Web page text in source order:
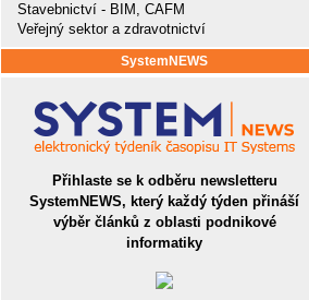
Stavebnictví - BIM, CAFM
Veřejný sektor a zdravotnictví
SystemNEWS
Přihlaste se k odběru newsletteru
SystemNEWS, který každý týden přináší
výběr článků z oblasti podnikové
informatiky